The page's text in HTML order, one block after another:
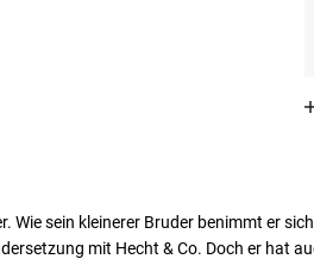
Wie sein kleinerer Bruder benimmt er
mit Hecht & Co. Doch er hat